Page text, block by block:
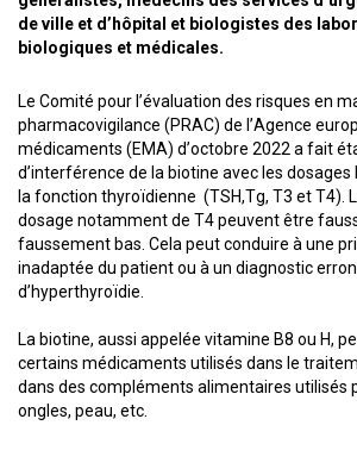
de ville et d’hôpital et biologistes des
biologiques et médicales.
Le Comité pour l’évaluation des risques en
pharmacovigilance (PRAC) de l’Agence
médicaments (EMA) d’octobre 2022 a fait
d’interférence de la biotine avec les
la fonction thyroïdienne (TSH,Tg, T3 et T4).
dosage notamment de T4 peuvent être
faussement bas. Cela peut conduire à une
inadaptée du patient ou à un diagnostic
d’hyperthyroïdie.
La biotine, aussi appelée vitamine B8 ou H,
certains médicaments utilisés dans le
dans des compléments alimentaires utilisés
ongles, peau, etc.